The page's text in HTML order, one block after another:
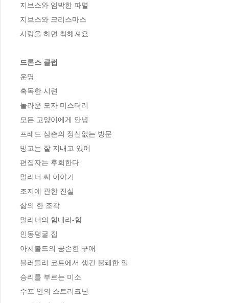
지브스와 임박한 파멸
지브스와 크리스마스
사랑을 하면 착해져요
드론스 클럽
운명
혹독한 시련
놀라운 모자 미스터리
모든 고양이에게 안녕
프레드 삼촌의 정신없는 방문
빙고는 잘 지내고 있어
편집자는 후회한다
멀리너 씨 이야기
조지에 관한 진실
삶의 한 조각
멀리너의 힘내라-힘
인동덩굴 집
아치볼드의 공손한 구애
블러들리 코트에서 생긴 불쾌한 일
승리를 부르는 미소
수프 안의 스트리크닌